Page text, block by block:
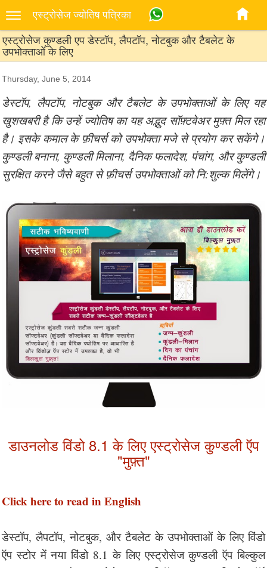
एस्‍ट्रोसेज ज्‍योतिष पत्रिका
एस्ट्रोसेज कुण्डली एप डेस्टॉप, लैपटॉप, नोटबुक और टैबलेट के
उपभोक्ताओं के लिए
Thursday, June 5, 2014
डेस्टॉप, लैपटॉप, नोटबुक और टैबलेट के उपभोक्ताओं के लिए यह
खुशखबरी है कि उन्हें ज्योतिष का यह अद्भुद सॉफ़्टवेअर मुफ़्त मिल रहा
है। इसके कमाल के फ़ीचर्स को उपभोक्ता मजे से प्रयोग कर सकेंगे।
कुण्डली बनाना, कुण्डली मिलाना, दैनिक फलादेश, पंचांग, और कुण्डली
सुरक्षित करने जैसे बहुत से फ़ीचर्स उपभोक्ताओं को नि:शुल्क मिलेंगे।
डाउनलोड विंडो 8.1 के लिए एस्ट्रोसेज कुण्डली ऍप
"मुफ़्त"
Click here to read in English
डेस्टॉप, लैपटॉप, नोटबुक, और टैबलेट के उपभोक्ताओं के लिए विंडो
ऍप स्टोर में नया विंडो 8.1 के लिए एस्ट्रोसेज कुण्डली ऍप बिल्कुल